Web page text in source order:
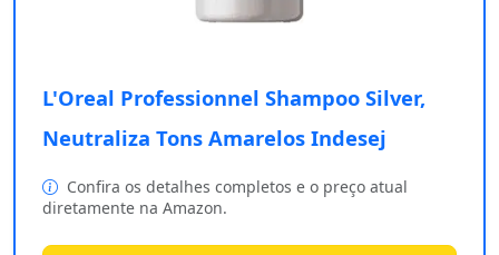
L'Oreal Professionnel Shampoo Silver,
Neutraliza Tons Amarelos Indesej
Confira os detalhes completos e o preço atual
diretamente na Amazon.